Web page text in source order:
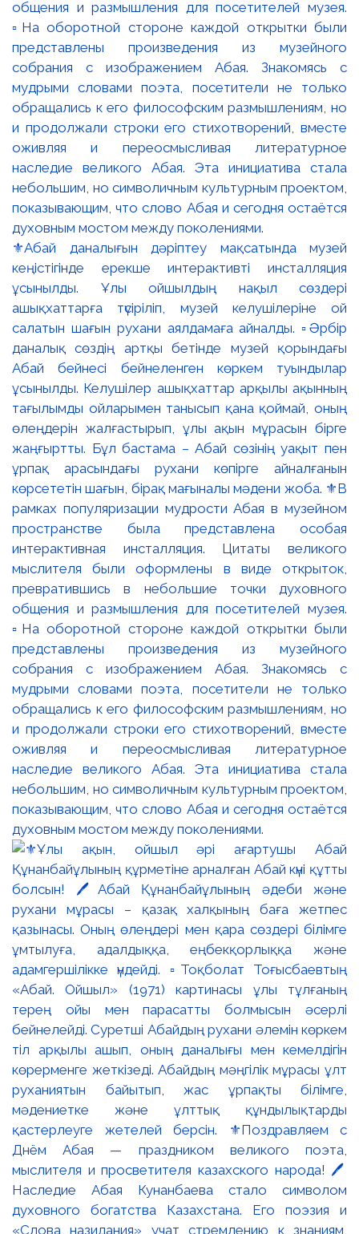
⚜️Абай даналығын дәріптеу мақсатында музей
кеңістігінде ерекше интерактивті инсталляция
ұсынылды. Ұлы ойшылдың нақыл сөздері
ашықхаттарға түсіріліп, музей келушілеріне ой
салатын шағын рухани аялдамаға айналды. ▫️Әрбір
даналық сөздің артқы бетінде музей қорындағы
Абай бейнесі бейнеленген көркем туындылар
ұсынылды. Келушілер ашықхаттар арқылы ақынның
тағылымды ойларымен танысып қана қоймай, оның
өлеңдерін жалғастырып, ұлы ақын мұрасын бірге
жаңғыртты. Бұл бастама – Абай сөзінің уақыт пен
ұрпақ арасындағы рухани көпірге айналғанын
көрсететін шағын, бірақ мағыналы мәдени жоба. ⚜️В
рамках популяризации мудрости Абая в музейном
пространстве была представлена особая
интерактивная инсталляция. Цитаты великого
мыслителя были оформлены в виде открыток,
превратившись в небольшие точки духовного
общения и размышления для посетителей музея.
▫️На оборотной стороне каждой открытки были
представлены произведения из музейного
собрания с изображением Абая. Знакомясь с
мудрыми словами поэта, посетители не только
обращались к его философским размышлениям, но
и продолжали строки его стихотворений, вместе
оживляя и переосмысливая литературное
наследие великого Абая. Эта инициатива стала
небольшим, но символичным культурным проектом,
показывающим, что слово Абая и сегодня остаётся
духовным мостом между поколениями.